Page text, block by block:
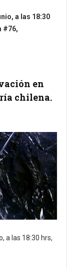
a las 18:30
#76,
en
chilena.
a las 18:30 hrs,